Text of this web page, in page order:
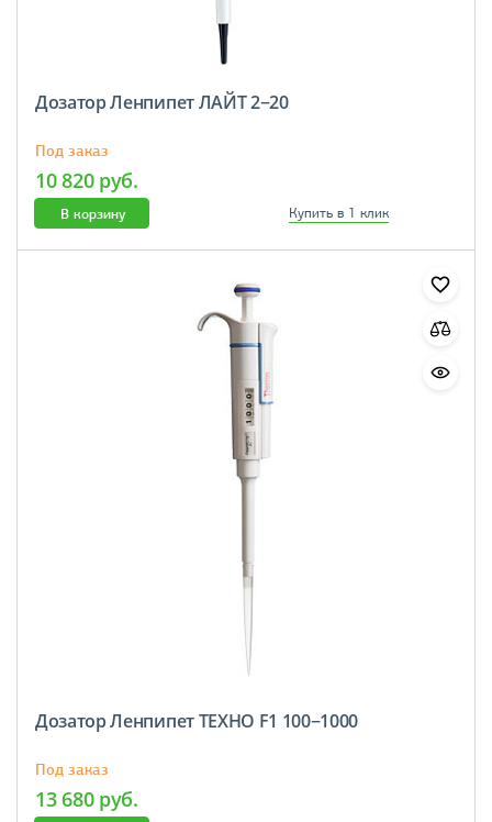
Дозатор Ленпипет ЛАЙТ 2−20
Под заказ
10 820 руб.
В корзину Купить в 1 клик
Дозатор Ленпипет ТЕХНО F1 100−1000
Под заказ
13 680 руб.